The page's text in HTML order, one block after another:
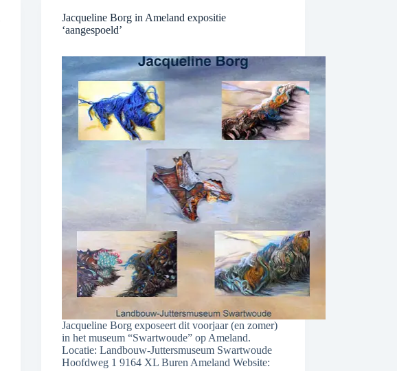
Jacqueline Borg in Ameland expositie
‘aangespoeld’
Jacqueline Borg exposeert dit voorjaar (en zomer)
in het museum “Swartwoude” op Ameland.
Locatie: Landbouw-Juttersmuseum Swartwoude
Hoofdweg 1 9164 XL Buren Ameland Website: